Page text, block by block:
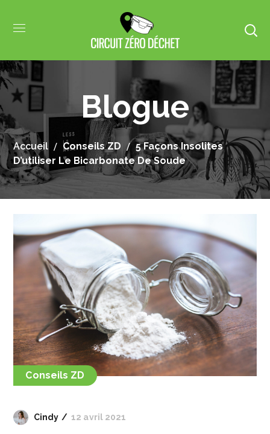
Blogue
Accueil Conseils ZD
5 Façons Insolites
D’utiliser Le Bicarbonate De Soude
Conseils ZD
Cindy 12 avril 2021